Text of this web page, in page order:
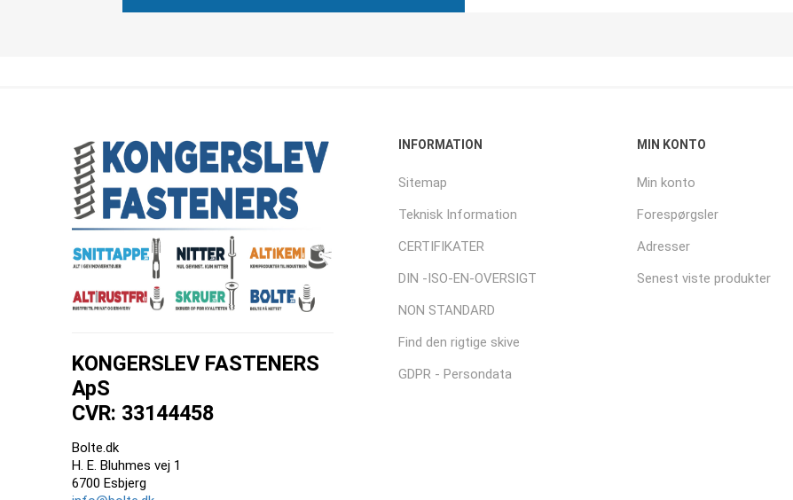
KONGERSLEV FASTENERS
ApS
CVR: 33144458
Bolte.dk
H. E. Bluhmes vej 1
6700 Esbjerg
INFORMATION
Sitemap
Teknisk Information
CERTIFIKATER
DIN -ISO-EN-OVERSIGT
NON STANDARD
Find den rigtige skive
GDPR - Persondata
MIN KONTO
Min konto
Forespørgsler
Adresser
Senest viste produkter